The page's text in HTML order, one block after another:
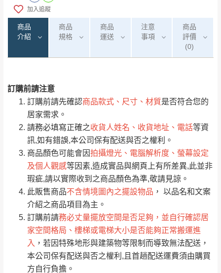
加入追蹤
商品
介紹
商品
規格
商品
運送
注意
事項
商品
評價
(0)
訂購前請注意
訂購前請先確認商品款式、尺寸、材質是否符合您的
居家需求。
請務必填寫正確之收貨人姓名、收貨地址、電話等資
訊,如有錯誤,本公司保有配送與否之權利。
商品顏色可能會因拍攝燈光、電腦解析度、螢幕設定
及個人觀感等因素,造成實品與網頁上有所差異,此並非
瑕疵,請以實際收到之商品顏色為準,敬請見諒。
此販售商品不含情境圖內之擺設物品 ， 以品名和文案
介紹之商品項目為主。
訂購前請務必丈量擺放空間是否足夠，並自行確認居
家空間格局、樓梯或電梯大小是否能夠正常搬運進
入 ，若因特殊地形與建築物等限制而導致無法配送，
本公司保有配送與否之權利,且首趟配送運費須由購買
方自行負擔。
運 費 說 明
運送地區 運送費用
偏遠地區
（請先線上詢問 LINE
→@dershin ）
桃園 復興鄉
新竹
峨眉鄉、五峰鄉、
橫山、北埔鄉、尖
石鄉、寶山鄉山
區、新埔山區、芎
注意事項：
由於品項繁多，網頁無法及時更新，如有需
要購買商品，請於出發前來電或到「官方
Line客服」來信確認商品是否有「現貨」與
「金額」。
若商品價格或庫存有異常，商家有權取消訂
單。部分網路商品恕無法更改原設計或客製，敬請
見諒！
接單後二日內(不含例假日)，我們客服會與您
電話聯絡或E-Mail通知確認訂單。
（線上客
服 LINE → @dershin）
下單前先詢問是否現貨 ，若未詢問下單後無
現貨我們客服會再來電或E-Mail與您聯絡
0/5 (0)筆
全部 依評論高至低排列
依評論低至高排列 只顯示附上圖片
只顯示附上評論